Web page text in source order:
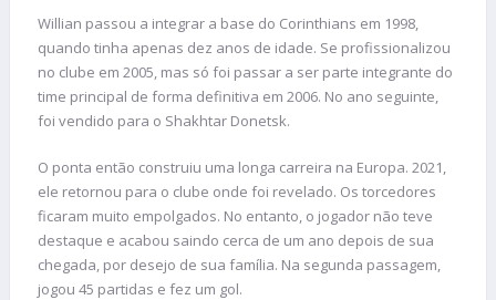
Willian passou a integrar a base do Corinthians em 1998,
quando tinha apenas dez anos de idade. Se profissionalizou
no clube em 2005, mas só foi passar a ser parte integrante do
time principal de forma definitiva em 2006. No ano seguinte,
foi vendido para o Shakhtar Donetsk.
O ponta então construiu uma longa carreira na Europa. 2021,
ele retornou para o clube onde foi revelado. Os torcedores
ficaram muito empolgados. No entanto, o jogador não teve
destaque e acabou saindo cerca de um ano depois de sua
chegada, por desejo de sua família. Na segunda passagem,
jogou 45 partidas e fez um gol.